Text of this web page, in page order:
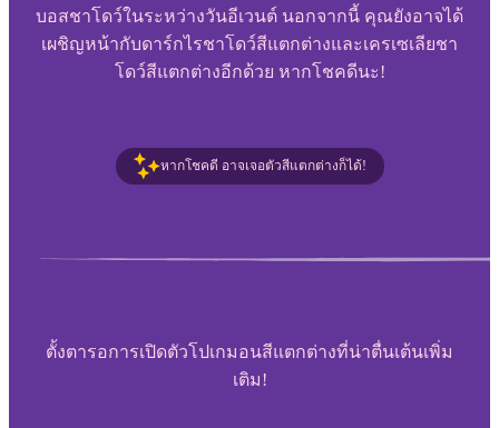
บอสชาโดว์ในระหว่างวันอีเวนต์ นอกจากนี้ คุณยังอาจได้
เผชิญหน้ากับดาร์กไรชาโดว์สีแตกต่างและเครเซเลียชา
โดว์สีแตกต่างอีกด้วย หากโชคดีนะ!
หากโชคดี อาจเจอตัวสีแตกต่างก็ได้!
ตั้งตารอการเปิดตัวโปเกมอนสีแตกต่างที่น่าตื่นเต้นเพิ่ม
เติม!